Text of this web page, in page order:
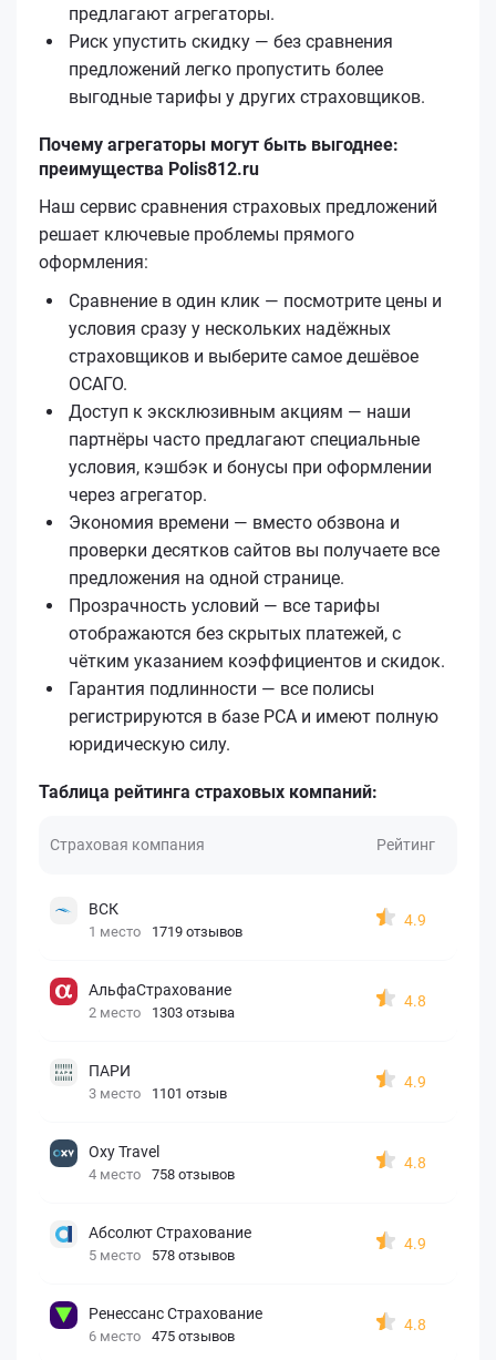
предлагают агрегаторы.
Риск упустить скидку — без сравнения
предложений легко пропустить более
выгодные тарифы у других страховщиков.
Почему агрегаторы могут быть выгоднее:
преимущества Polis812.ru
Наш сервис сравнения страховых предложений
решает ключевые проблемы прямого
оформления:
Сравнение в один клик — посмотрите цены и
условия сразу у нескольких надёжных
страховщиков и выберите самое дешёвое
ОСАГО.
Доступ к эксклюзивным акциям — наши
партнёры часто предлагают специальные
условия, кэшбэк и бонусы при оформлении
через агрегатор.
Экономия времени — вместо обзвона и
проверки десятков сайтов вы получаете все
предложения на одной странице.
Прозрачность условий — все тарифы
отображаются без скрытых платежей, с
чётким указанием коэффициентов и скидок.
Гарантия подлинности — все полисы
регистрируются в базе РСА и имеют полную
юридическую силу.
Таблица рейтинга страховых компаний:
Страховая компания Рейтинг
ВСК
1 место 1719 отзывов
4.9
АльфаСтрахование
2 место 1303 отзыва
4.8
ПАРИ
3 место 1101 отзыв
4.9
Oxy Travel
4 место 758 отзывов
4.8
Абсолют Страхование
5 место 578 отзывов
4.9
Ренессанс Страхование
6 место 475 отзывов
4.8